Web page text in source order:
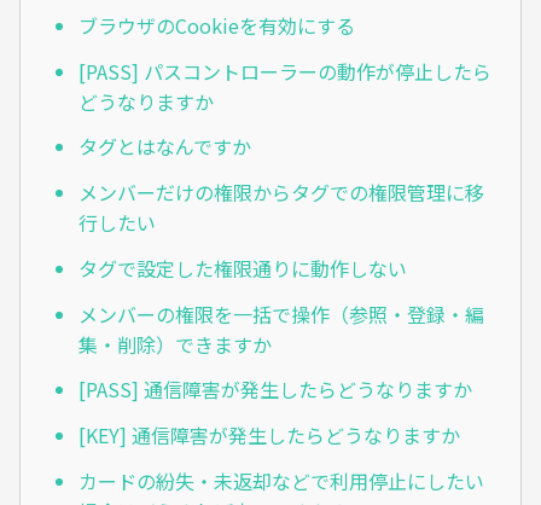
ブラウザのCookieを有効にする
[PASS] パスコントローラーの動作が停止したら
どうなりますか
タグとはなんですか
メンバーだけの権限からタグでの権限管理に移
行したい
タグで設定した権限通りに動作しない
メンバーの権限を一括で操作（参照・登録・編
集・削除）できますか
[PASS] 通信障害が発生したらどうなりますか
[KEY] 通信障害が発生したらどうなりますか
カードの紛失・未返却などで利用停止にしたい